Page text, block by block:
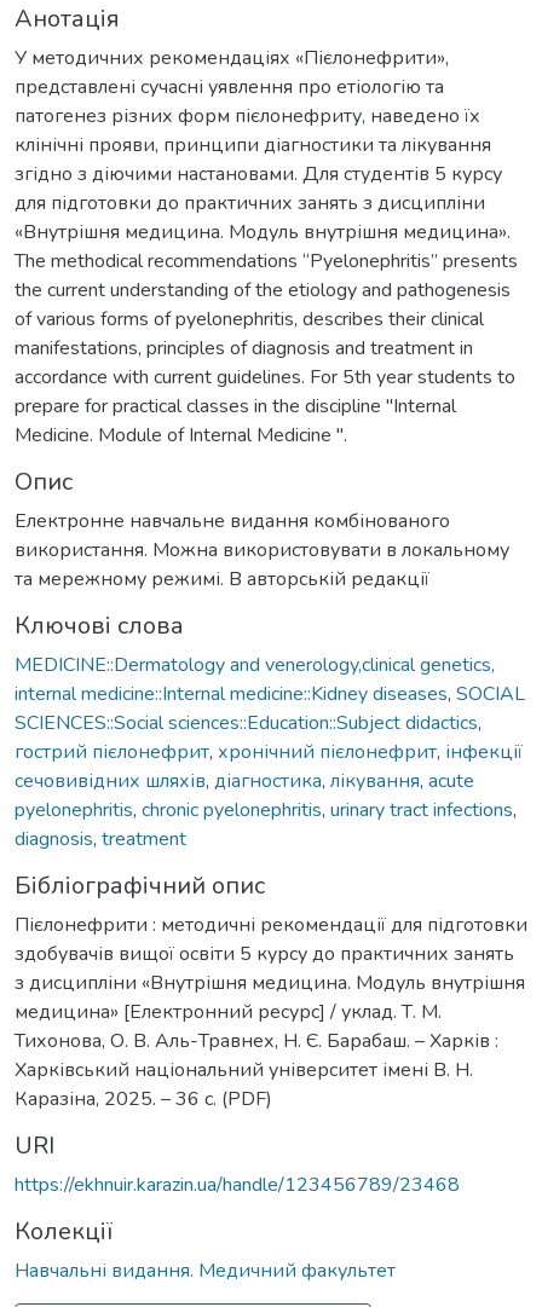
Анотація
У методичних рекомендаціях «Пієлонефрити»,
представлені сучасні уявлення про етіологію та
патогенез різних форм пієлонефриту, наведено їх
клінічні прояви, принципи діагностики та лікування
згідно з діючими настановами. Для студентів 5 курсу
для підготовки до практичних занять з дисципліни
«Внутрішня медицина. Модуль внутрішня медицина».
The methodical recommendations “Pyelonephritis” presents
the current understanding of the etiology and pathogenesis
of various forms of pyelonephritis, describes their clinical
manifestations, principles of diagnosis and treatment in
accordance with current guidelines. For 5th year students to
prepare for practical classes in the discipline "Internal
Medicine. Module of Internal Medicine ".
Опис
Електронне навчальне видання комбінованого
використання. Можна використовувати в локальному
та мережному режимі. В авторській редакції
Ключові слова
MEDICINE::Dermatology and venerology,clinical genetics,
internal medicine::Internal medicine::Kidney diseases, SOCIAL
SCIENCES::Social sciences::Education::Subject didactics,
гострий пієлонефрит, хронічний пієлонефрит, інфекції
сечовивідних шляхів, діагностика, лікування, acute
pyelonephritis, chronic pyelonephritis, urinary tract infections,
diagnosis, treatment
Бібліографічний опис
Пієлонефрити : методичні рекомендації для підготовки
здобувачів вищої освіти 5 курсу до практичних занять
з дисципліни «Внутрішня медицина. Модуль внутрішня
медицина» [Електронний ресурс] / уклад. Т. М.
Тихонова, О. В. Аль-Травнех, Н. Є. Барабаш. – Харків :
Харківський національний університет імені В. Н.
Каразіна, 2025. – 36 с. (PDF)
URI
https://ekhnuir.karazin.ua/handle/123456789/23468
Колекції
Навчальні видання. Медичний факультет